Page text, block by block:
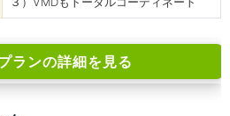
ランの詳細を見る